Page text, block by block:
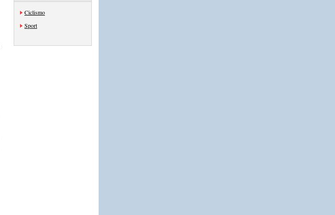
Ciclismo
Sport